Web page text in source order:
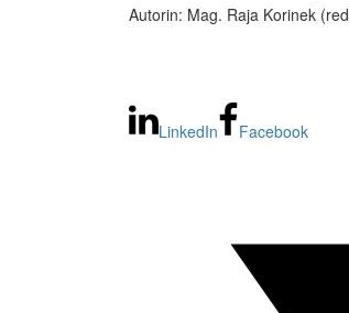
Autorin: Mag. Raja Korinek
LinkedIn Facebook